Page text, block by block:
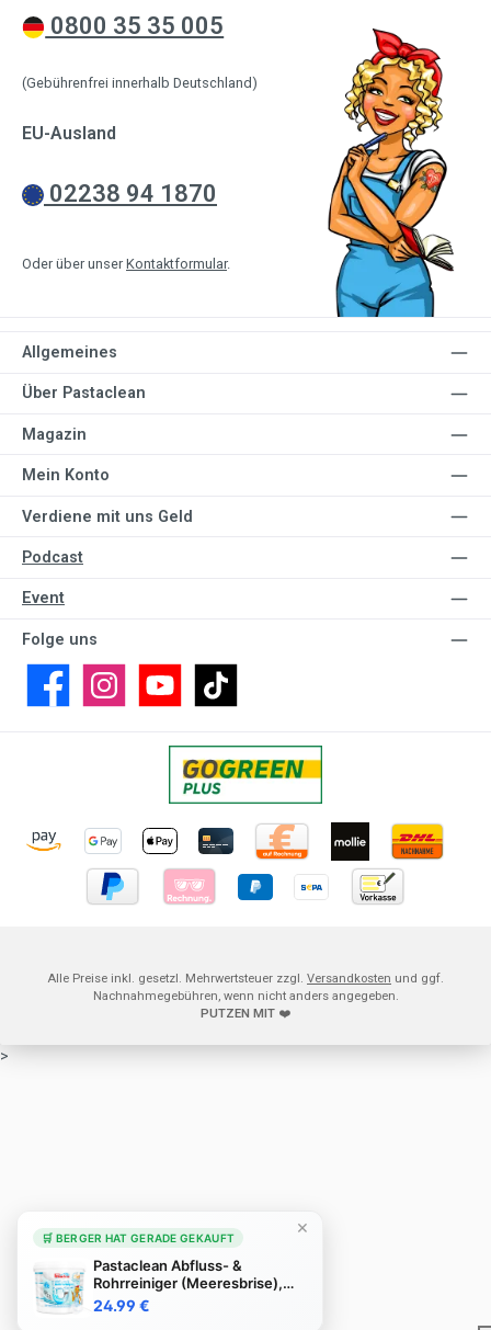
0800 35 35 005
(Gebührenfrei innerhalb Deutschland)
EU-Ausland
02238 94 1870
Oder über unser Kontaktformular.
Allgemeines
Über Pastaclean
Magazin
Mein Konto
Verdiene mit uns Geld
Podcast
Event
Folge uns
FacebookInstagramYouTubeTikTok
Alle Preise inkl. gesetzl. Mehrwertsteuer zzgl. Versandkosten und ggf.
Nachnahmegebühren, wenn nicht anders angegeben.
PUTZEN MIT ❤️
>
🛒 BERGER HAT GERADE GEKAUFT
Pastaclean Abfluss- &
Rohrreiniger (Meeresbrise),
3,5Kg
24.99 €
×